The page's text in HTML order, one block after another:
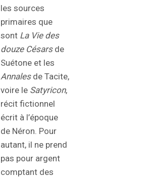
les sources
primaires que
sont La Vie des
douze Césars de
Suétone et les
Annalesde Tacite,
voire le Satyricon,
récit fictionnel
écrit à l’époque
de Néron. Pour
autant, il ne prend
pas pour argent
comptant des